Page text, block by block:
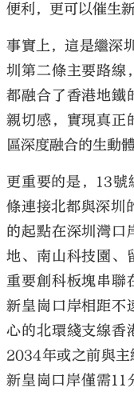
便利，更可以催生
事實上，這是繼深
圳第二條主要路線
都融合了香港地鐵
親切感，實現真正
區深度融合的生動體
更重要的是，13號
條連接北都與深圳
的起點在深圳灣口
地、南山科技園、
重要創科板塊串聯
新皇崗口岸相距不
心的北環綫支線香
2034年或之前與主
新皇崗口岸僅需11